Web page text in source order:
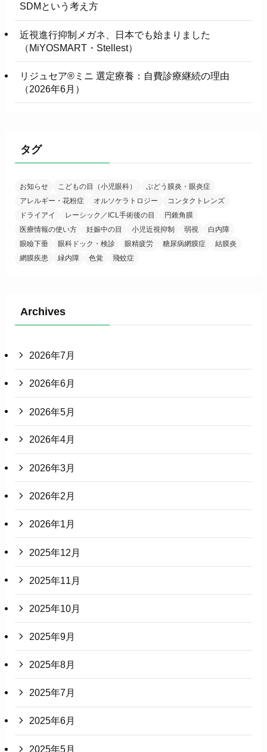
SDMという考え方
近視進行抑制メガネ、日本でも始まりました
（MiYOSMART・Stellest）
リジュセア®ミニ 選定療養：自費診療継続の理由
（2026年6月）
タグ
お知らせ こどもの目（小児眼科）
ぶどう膜炎・眼炎症
アレルギー・花粉症
オルソケラトロジー
コンタクトレンズ
ドライアイ
レーシック／ICL手術後の目
円錐角膜
医療情報の使い方
妊娠中の目 小児近視抑制 弱視
白内障
眼瞼下垂
眼科ドック・検診 眼精疲労 糖尿病網膜症
結膜炎
網膜疾患
緑内障 色覚 飛蚊症
Archives
2026年7月
2026年6月
2026年5月
2026年4月
2026年3月
2026年2月
2026年1月
2025年12月
2025年11月
2025年10月
2025年9月
2025年8月
2025年7月
2025年6月
2025年5月